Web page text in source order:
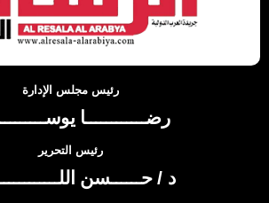
رئيس مجلس الإدارة
رضــــــــــــا
رئيس التحرير
د / حــــــسن